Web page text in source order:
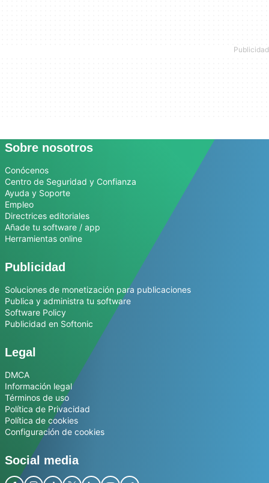
Sobre nosotros
Conócenos
Centro de Seguridad y Confianza
Ayuda y Soporte
Empleo
Directrices editoriales
Añade tu software / app
Herramientas online
Publicidad
Soluciones de monetización para publicaciones
Publica y administra tu software
Software Policy
Publicidad en Softonic
Legal
DMCA
Información legal
Términos de uso
Política de Privacidad
Política de cookies
Configuración de cookies
Social media